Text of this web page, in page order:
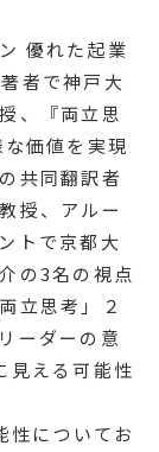
優れた起業
者で神戸大
、『両立思
価値を実現
共同翻訳者
授、アルー
トで京都大
の3名の視点
立思考」２
ーダーの意
見える可能性
性についてお